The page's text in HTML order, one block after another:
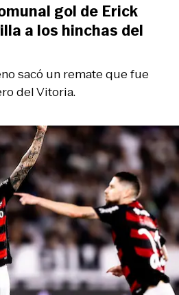
sacó un remate que fue
del Vitoria.
gol de Erick
a los hinchas del